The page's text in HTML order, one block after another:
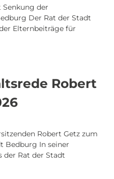
der
Der Rat der Stadt
Elternbeiträge für
Robert
Robert Getz zum
Bedburg In seiner
der Rat der Stadt